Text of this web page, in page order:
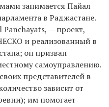
занимается Пайал
в Раджастане.
— проект,
и реализованный в
он призван
самоуправлению.
представителей в
зависит от
им помогает